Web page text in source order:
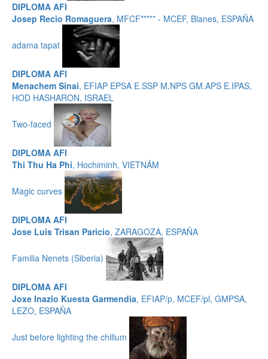
DIPLOMA AFI
Josep Recio Romaguera, MFCF***** - MCEF, Blanes, ESPAÑA
adama tapat
DIPLOMA AFI
Menachem Sinai, EFIAP EPSA E.SSP M.NPS GM.APS E.IPAS,
HOD HASHARON, ISRAEL
Two-faced
DIPLOMA AFI
Thi Thu Ha Phi, Hochiminh, VIETNÁM
Magic curves
DIPLOMA AFI
Jose Luis Trisan Paricio, ZARAGOZA, ESPAÑA
Familia Nenets (Siberia)
DIPLOMA AFI
Joxe Inazio Kuesta Garmendia, EFIAP/p, MCEF/pl, GMPSA,
LEZO, ESPAÑA
Just before lighting the chillum